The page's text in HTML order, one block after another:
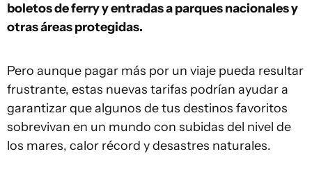
boletos de ferry y entradas a parques nacionales y
otras áreas protegidas.
Pero aunque pagar más por un viaje pueda resultar
frustrante, estas nuevas tarifas podrían ayudar a
garantizar que algunos de tus destinos favoritos
sobrevivan en un mundo con subidas del nivel de
los mares, calor récord y desastres naturales.